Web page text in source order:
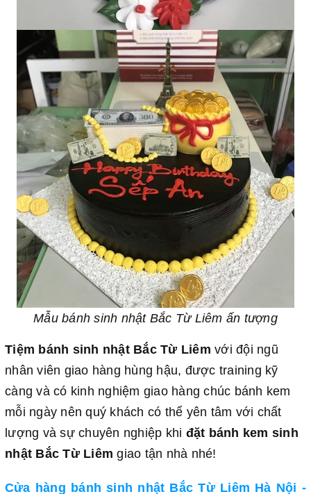
Mẫu bánh sinh nhật Bắc Từ Liêm ấn tượng
Tiệm bánh sinh nhật Bắc Từ Liêm với đội ngũ
nhân viên giao hàng hùng hậu, được training kỹ
càng và có kinh nghiệm giao hàng chúc bánh kem
mỗi ngày nên quý khách có thể yên tâm với chất
lượng và sự chuyên nghiệp khi đặt bánh kem sinh
nhật Bắc Từ Liêm giao tận nhà nhé!
Cửa hàng bánh sinh nhật Bắc Từ Liêm Hà Nội -